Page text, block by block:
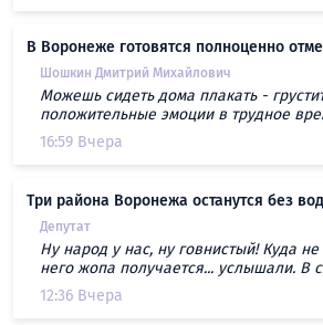
В Воронеже готовятся полноценно
Шошкин Дмитрий Михайлович
Можешь сидеть дома плакать -
положительные эмоции в трудное
16:59 Вчера
Три района Воронежа останутся без
Депутат
Ну народ у нас, ну говнистый! Куда
него жопа получается... услышали. В
12:36 Вчера